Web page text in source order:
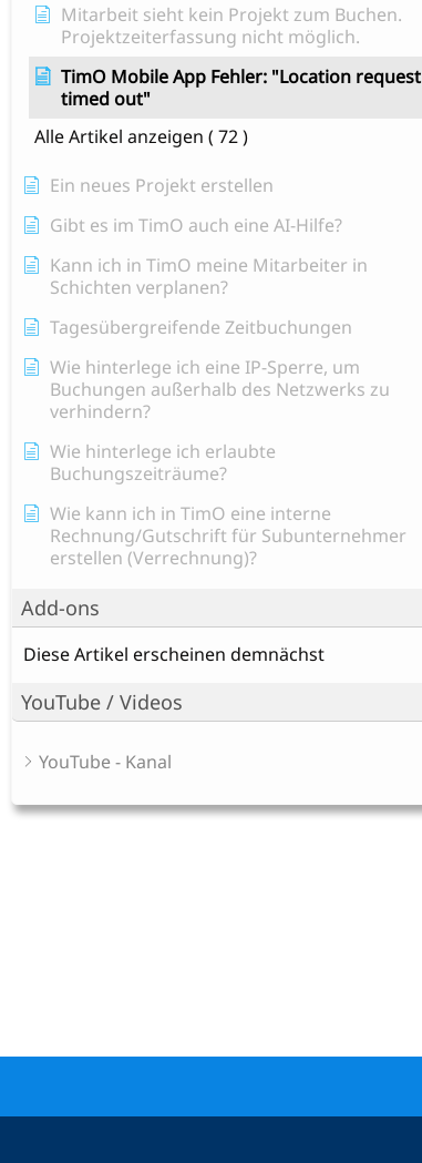
Mitarbeit sieht kein Projekt zum Buchen.
Projektzeiterfassung nicht möglich.
TimO Mobile App Fehler: "Location request
timed out"
Alle Artikel anzeigen ( 72 )
Ein neues Projekt erstellen
Gibt es im TimO auch eine AI-Hilfe?
Kann ich in TimO meine Mitarbeiter in
Schichten verplanen?
Tagesübergreifende Zeitbuchungen
Wie hinterlege ich eine IP-Sperre, um
Buchungen außerhalb des Netzwerks zu
verhindern?
Wie hinterlege ich erlaubte
Buchungszeiträume?
Wie kann ich in TimO eine interne
Rechnung/Gutschrift für Subunternehmer
erstellen (Verrechnung)?
Add-ons
Diese Artikel erscheinen demnächst
YouTube / Videos
YouTube - Kanal